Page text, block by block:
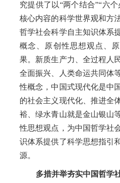
究提供了以“两个结合”“六
核心内容的科学世界观和方
哲学社会科学自主知识体系
概念、原创性思想观点、
果。新质生产力、全过程人
全面振兴、人类命运共同体
性概念，中国式现代化是中
的社会主义现代化、推进全
裕、绿水青山就是金山银山
性思想观点，为中国哲学社
识体系提供了科学思想指引
源。
多措并举夯实中国哲学